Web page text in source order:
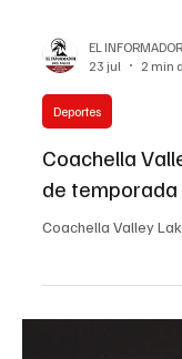
EL INFORMADOR
23 jul
1 min
Deportes
Manchester